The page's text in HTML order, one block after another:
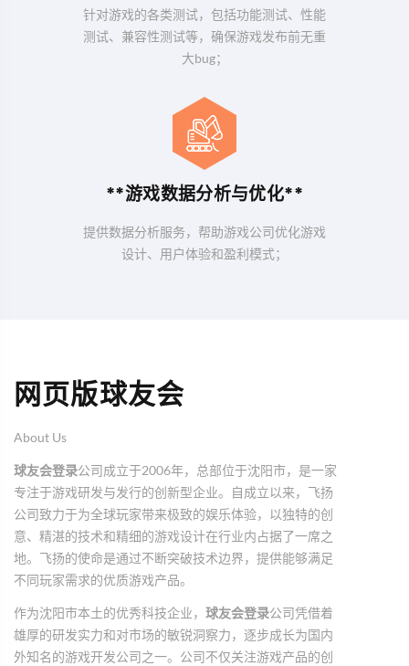
针对游戏的各类测试，包括功能测试、性能
测试、兼容性测试等，确保游戏发布前无重
大bug；
**游戏数据分析与优化**
提供数据分析服务，帮助游戏公司优化游戏
设计、用户体验和盈利模式；
网页版球友会
About Us
球友会登录公司成立于2006年，总部位于沈阳市，是一家
专注于游戏研发与发行的创新型企业。自成立以来，飞扬
公司致力于为全球玩家带来极致的娱乐体验，以独特的创
意、精湛的技术和精细的游戏设计在行业内占据了一席之
地。飞扬的使命是通过不断突破技术边界，提供能够满足
不同玩家需求的优质游戏产品。
作为沈阳市本土的优秀科技企业， 球友会登录公司凭借着
雄厚的研发实力和对市场的敏锐洞察力，逐步成长为国内
外知名的游戏开发公司之一。公司不仅关注游戏产品的创